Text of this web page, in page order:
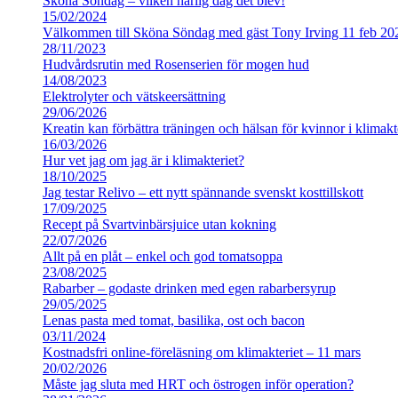
15/02/2024
Välkommen till Sköna Söndag med gäst Tony Irving 11 feb
28/11/2023
Hudvårdsrutin med Rosenserien för mogen hud
14/08/2023
Elektrolyter och vätskeersättning
29/06/2026
Kreatin kan förbättra träningen och hälsan för kvinnor i
16/03/2026
Hur vet jag om jag är i klimakteriet?
18/10/2025
Jag testar Relivo – ett nytt spännande svenskt kosttillskott
17/09/2025
Recept på Svartvinbärsjuice utan kokning
22/07/2026
Allt på en plåt – enkel och god tomatsoppa
23/08/2025
Rabarber – godaste drinken med egen rabarbersyrup
29/05/2025
Lenas pasta med tomat, basilika, ost och bacon
03/11/2024
Kostnadsfri online-föreläsning om klimakteriet – 11 mars
20/02/2026
Måste jag sluta med HRT och östrogen inför operation?